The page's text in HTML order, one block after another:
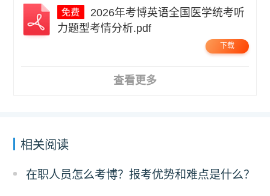
力题型考情分析.pdf
下载
查看更多
相关阅读
在职人员怎么考博？报考优势和难点是什么？